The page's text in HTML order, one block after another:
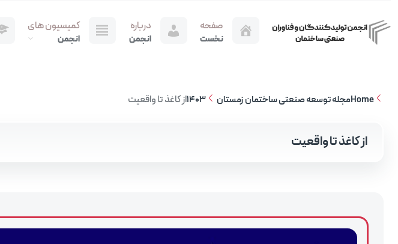
صفحه
نخست
درباره
انجمن
کمیسیون های
انجمن
Homeمجله توسعه صنعتی ساختمان زمستان 1403 از کاغذ تا واقعیت
از کاغذ تا واقعیت